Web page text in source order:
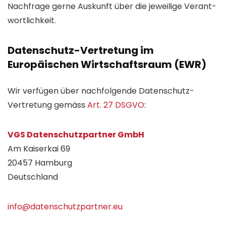
Nach­frage gerne Auskunft über die jeweilige Verant­
wort­lich­keit.
Daten­schutz-Vertretung im
Europäischen Wirt­schafts­raum (EWR)
Wir verfügen über nachfolgende Daten­schutz-
Vertretung gemäss Art. 27 DSGVO:
VGS Datenschutz­partner GmbH
Am Kaiserkai 69
20457 Hamburg
Deutschland
info@datenschutzpartner.eu